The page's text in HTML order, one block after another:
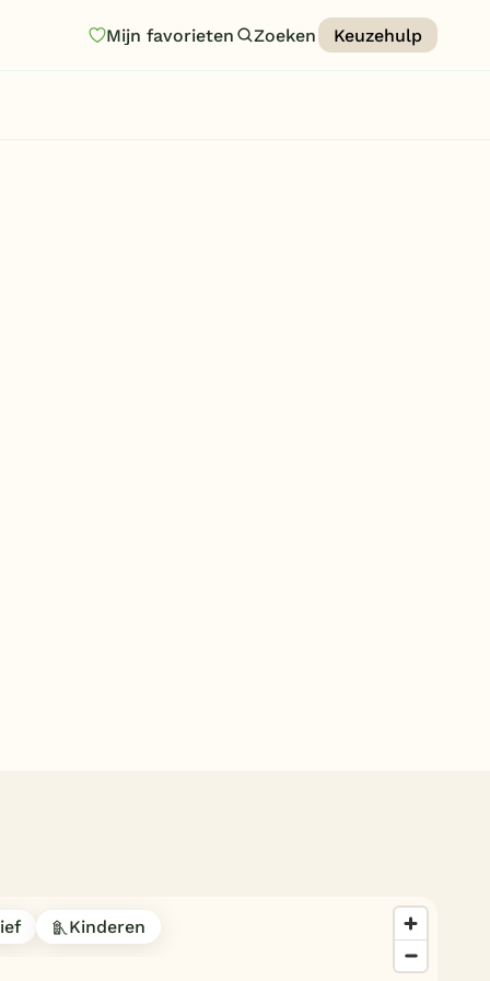
Mijn favorieten Zoeken Keuzehulp
TexelKinderen